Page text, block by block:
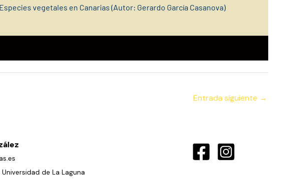
Especies vegetales en Canarias (Autor: Gerardo García Casanova)
Entrada siguiente →
de La Laguna